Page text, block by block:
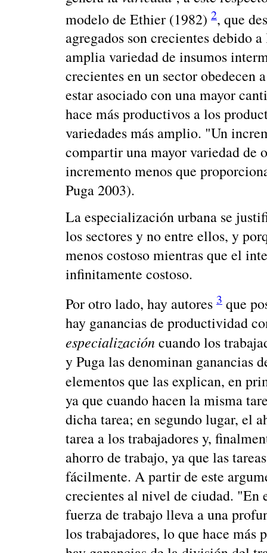
modelo de Ethier (1982) 2, que
agregados son crecientes debido
amplia variedad de insumos
crecientes en un sector obedecen
estar asociado con una mayor
hace más productivos a los
variedades más amplio. "Un
compartir una mayor variedad de
incremento menos que
Puga 2003).
La especialización urbana se
los sectores y no entre ellos, y
menos costoso mientras que el
infinitamente costoso.
Por otro lado, hay autores 3 que
hay ganancias de productividad
especializacióncuando los
y Puga las denominan ganancias
elementos que las explican, en
ya que cuando hacen la misma
dicha tarea; en segundo lugar, el
tarea a los trabajadores y,
ahorro de trabajo, ya que las
fácilmente. A partir de este
crecientes al nivel de ciudad. "En
fuerza de trabajo lleva a una
los trabajadores, lo que hace más